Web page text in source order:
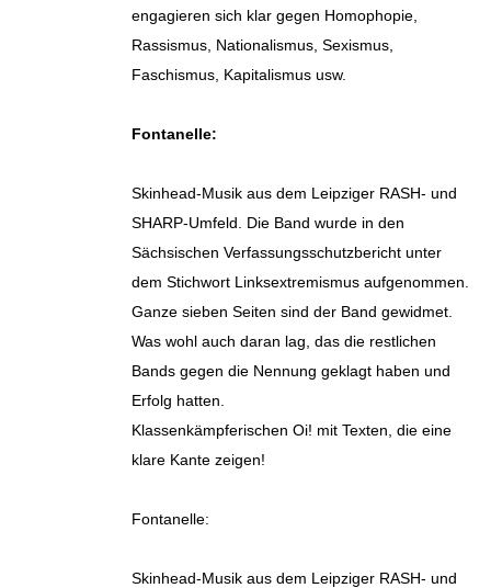
engagieren sich klar gegen Homophopie,
Rassismus, Nationalismus, Sexismus,
Faschismus, Kapitalismus usw.
Fontanelle:
Skinhead-Musik aus dem Leipziger RASH- und
SHARP-Umfeld. Die Band wurde in den
Sächsischen Verfassungsschutzbericht unter
dem Stichwort Linksextremismus aufgenommen.
Ganze sieben Seiten sind der Band gewidmet.
Was wohl auch daran lag, das die restlichen
Bands gegen die Nennung geklagt haben und
Erfolg hatten.
Klassenkämpferischen Oi! mit Texten, die eine
klare Kante zeigen!
Fontanelle:
Skinhead-Musik aus dem Leipziger RASH- und